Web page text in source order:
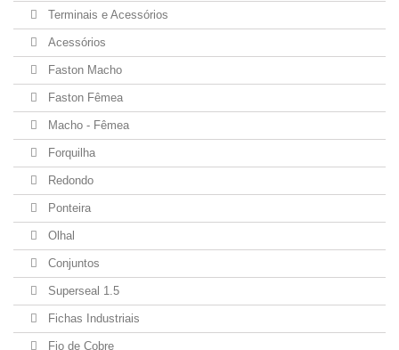
Terminais e Acessórios
Acessórios
Faston Macho
Faston Fêmea
Macho - Fêmea
Forquilha
Redondo
Ponteira
Olhal
Conjuntos
Superseal 1.5
Fichas Industriais
Fio de Cobre